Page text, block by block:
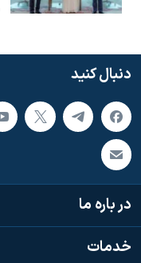
دنبال کنید
در باره ما
خدمات